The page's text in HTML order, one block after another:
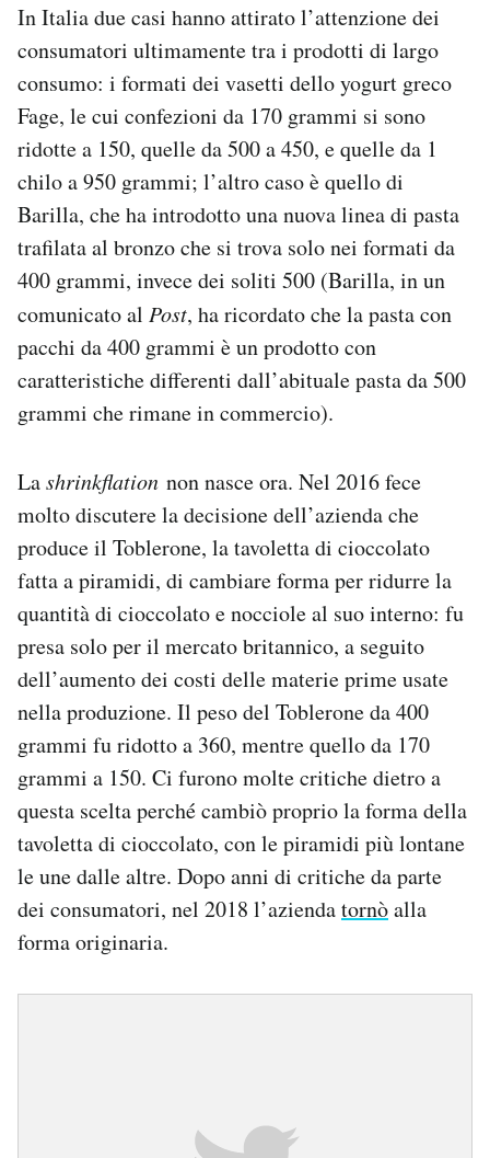
In Italia due casi hanno attirato l’attenzione dei
consumatori ultimamente tra i prodotti di largo
consumo: i formati dei vasetti dello yogurt greco
Fage, le cui confezioni da 170 grammi si sono
ridotte a 150, quelle da 500 a 450, e quelle da 1
chilo a 950 grammi; l’altro caso è quello di
Barilla, che ha introdotto una nuova linea di pasta
trafilata al bronzo che si trova solo nei formati da
400 grammi, invece dei soliti 500 (Barilla, in un
comunicato al Post, ha ricordato che la pasta con
pacchi da 400 grammi è un prodotto con
caratteristiche differenti dall’abituale pasta da 500
grammi che rimane in commercio).
Lashrinkflation non nasce ora. Nel 2016 fece
molto discutere la decisione dell’azienda che
produce il Toblerone, la tavoletta di cioccolato
fatta a piramidi, di cambiare forma per ridurre la
quantità di cioccolato e nocciole al suo interno: fu
presa solo per il mercato britannico, a seguito
dell’aumento dei costi delle materie prime usate
nella produzione. Il peso del Toblerone da 400
grammi fu ridotto a 360, mentre quello da 170
grammi a 150. Ci furono molte critiche dietro a
questa scelta perché cambiò proprio la forma della
tavoletta di cioccolato, con le piramidi più lontane
le une dalle altre. Dopo anni di critiche da parte
dei consumatori, nel 2018 l’aziendatornòalla
forma originaria.